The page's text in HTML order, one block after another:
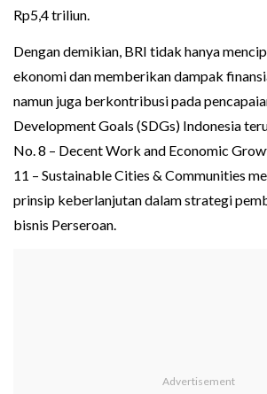
Rp5,4 triliun.
Dengan demikian, BRI tidak hanya
ekonomi dan memberikan dampak
namun juga berkontribusi pada
Development Goals (SDGs) Indonesia
No. 8 – Decent Work and Economic
11 – Sustainable Cities & Communities
prinsip keberlanjutan dalam strategi
bisnis Perseroan.